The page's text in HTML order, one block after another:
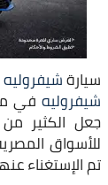
سيارةشيفروليه
شيفروليه
جعل الكثير
للأسواق
تم الإستغناء